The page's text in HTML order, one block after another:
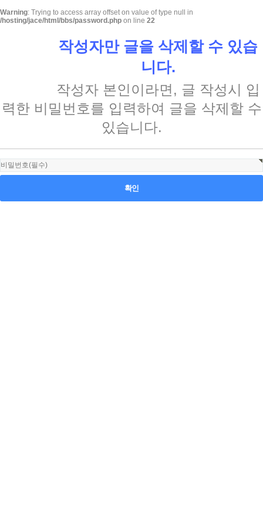
Warning: Trying to access array offset on value of type null in
/hosting/jace/html/bbs/password.php on line 22
작성자만 글을 삭제할 수 있습
니다.
작성자 본인이라면, 글 작성시 입
력한 비밀번호를 입력하여 글을 삭제할 수
있습니다.